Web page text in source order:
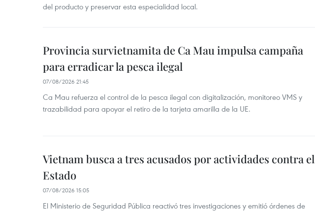
del producto y preservar esta especialidad local.
Provincia survietnamita de Ca Mau impulsa campaña
para erradicar la pesca ilegal
07/08/2026 21:45
Ca Mau refuerza el control de la pesca ilegal con digitalización, monitoreo VMS y
trazabilidad para apoyar el retiro de la tarjeta amarilla de la UE.
Vietnam busca a tres acusados por actividades contra el
Estado
07/08/2026 15:05
El Ministerio de Seguridad Pública reactivó tres investigaciones y emitió órdenes de